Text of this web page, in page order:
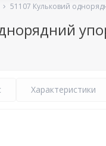
51107 Кульковий
Характеристики